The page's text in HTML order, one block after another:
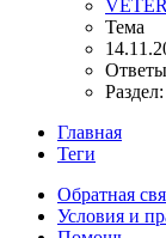
Тема
Раздел:
Главная
Теги
Обратная
Условия и